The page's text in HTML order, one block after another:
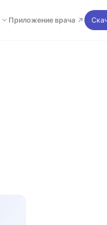
Приложение врача